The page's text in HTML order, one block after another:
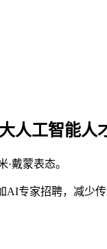
人工智能人
戴蒙表态。
AI专家招聘，减